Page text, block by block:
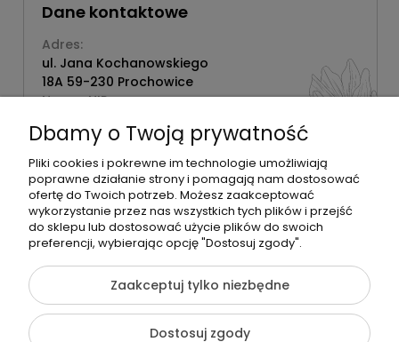
Dane kontaktowe
Adres:
ul. Jana Kochanowskiego
18A 59-230 Prochowice
Numer NIP:
Telefon:
518358020
©2026 Wszelkie Prawa Zastrzeżone | Zrób Sobie Krem
Szablon Flex byEcommercy
Dbamy o Twoją prywatność
Pliki cookies i pokrewne im technologie umożliwiają
poprawne działanie strony i pomagają nam dostosować
ofertę do Twoich potrzeb. Możesz zaakceptować
wykorzystanie przez nas wszystkich tych plików i przejść
do sklepu lub dostosować użycie plików do swoich
preferencji, wybierając opcję "Dostosuj zgody".
Zaakceptuj tylko niezbędne
Dostosuj zgody